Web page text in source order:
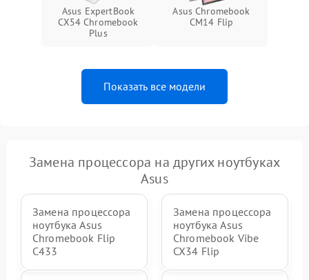
Asus ExpertBook
CX54 Chromebook
Plus
Asus Chromebook
CM14 Flip
Показать все модели
Замена процессора на других ноутбуках
Asus
Замена процессора
ноутбука Asus
Chromebook Flip
C433
Замена процессора
ноутбука Asus
Chromebook Vibe
CX34 Flip